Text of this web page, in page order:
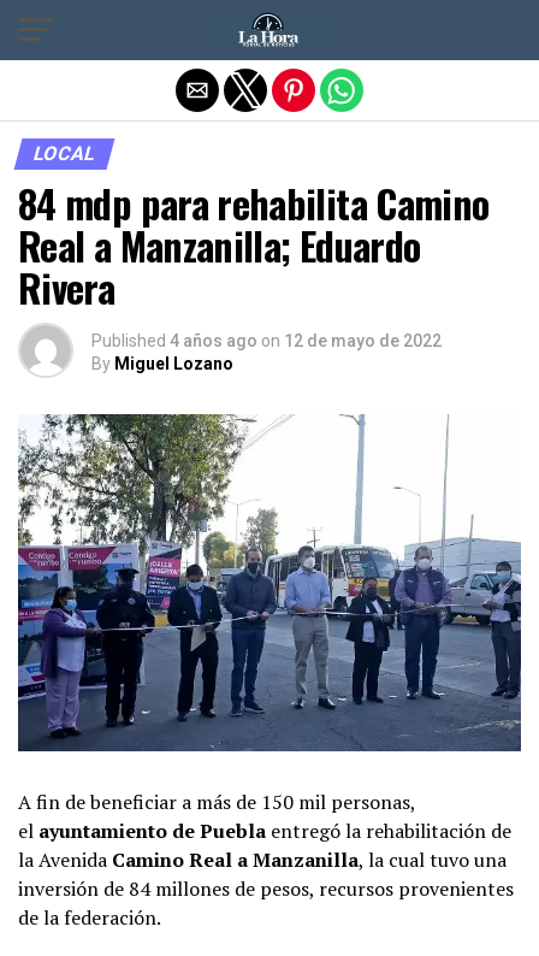
LOCAL
84 mdp para rehabilita Camino
Real a Manzanilla; Eduardo
Rivera
Published 4 años ago on 12 de mayo de 2022
By Miguel Lozano
A fin de beneficiar a más de 150 mil personas,
el ayuntamiento de Puebla entregó la rehabilitación de
la Avenida Camino Real a Manzanilla, la cual tuvo una
inversión de 84 millones de pesos, recursos provenientes
de la federación.
Salir de la versión móvil